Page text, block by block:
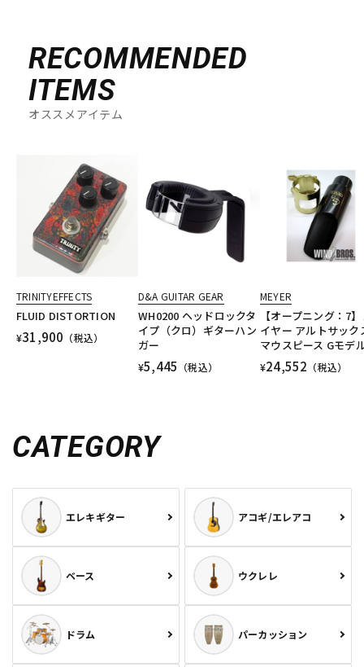
RECOMMENDED
ITEMS
オススメアイテム
TRINITYEFFECTS
FLUID DISTORTION
¥31,900 （税込）
D&A GUITAR GEAR
WH0200 ヘッドロックタ
イプ（クロ）ギターハン
ガー
¥5,445 （税込）
MEYER
【オープニング：7
イヤー アルトサック
マウスピース Gモデ
¥24,552 （税込）
CATEGORY
エレキギター アコギ/エレアコ
ベース ウクレレ
ドラム パーカッション